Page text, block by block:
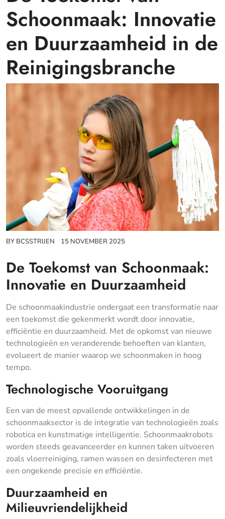
Schoonmaak: Innovatie
en Duurzaamheid in de
Reinigingsbranche
BY BCSSTRIJEN 15 NOVEMBER 2025
De Toekomst van Schoonmaak:
Innovatie en Duurzaamheid
De schoonmaakindustrie ondergaat een transformatie naar
een toekomst die gekenmerkt wordt door innovatie,
efficiëntie en duurzaamheid. Met de opkomst van nieuwe
technologieën en veranderende behoeften van klanten,
evolueert de manier waarop we schoonmaken in hoog
tempo.
Technologische Vooruitgang
Een van de meest opvallende ontwikkelingen in de
schoonmaaksector is de integratie van technologieën zoals
robotica en kunstmatige intelligentie. Schoonmaakrobots
worden steeds geavanceerder en kunnen taken uitvoeren
zoals vloerreiniging, ramen wassen en desinfecteren met
een ongekende precisie en efficiëntie.
Duurzaamheid en
Milieuvriendelijkheid